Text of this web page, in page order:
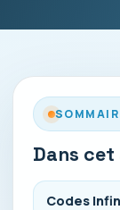
Dans
Codes